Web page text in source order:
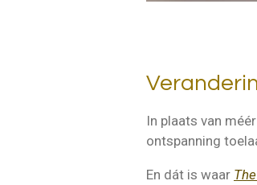
In plaats van
ontspanning
En dát is waar